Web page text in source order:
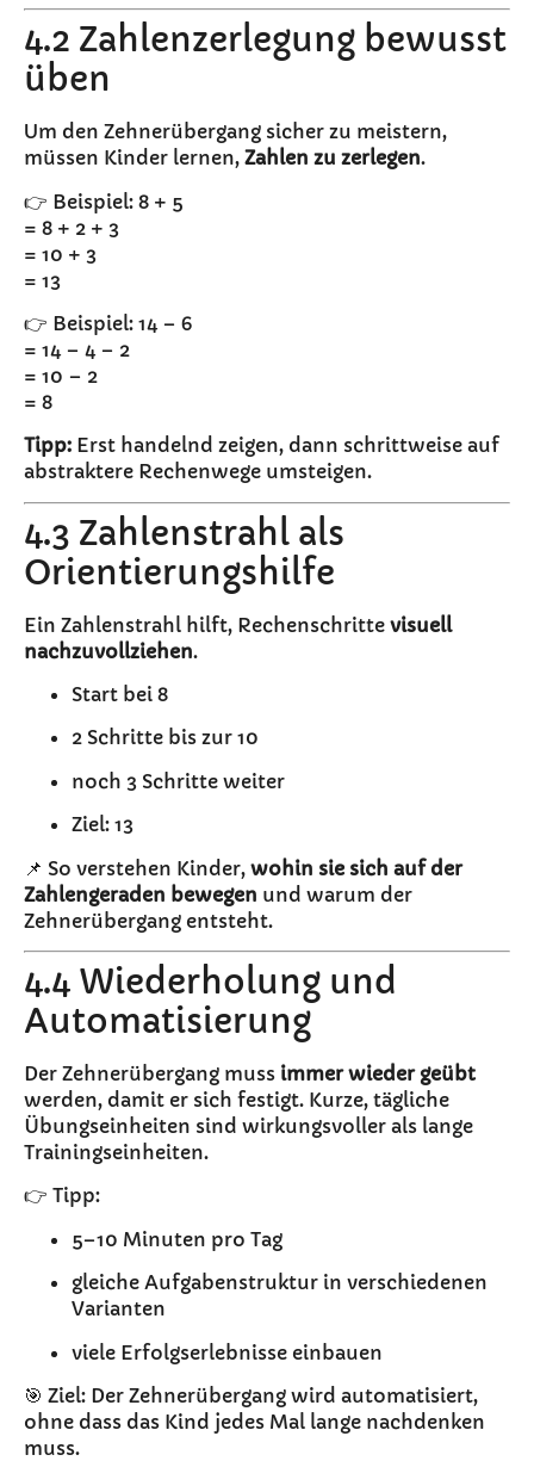
4.2 Zahlenzerlegung bewusst
üben
Um den Zehnerübergang sicher zu meistern,
müssen Kinder lernen, Zahlen zu zerlegen.
👉 Beispiel: 8 + 5
= 8 + 2 + 3
= 10 + 3
= 13
👉 Beispiel: 14 – 6
= 14 – 4 – 2
= 10 – 2
= 8
Tipp: Erst handelnd zeigen, dann schrittweise auf
abstraktere Rechenwege umsteigen.
4.3 Zahlenstrahl als
Orientierungshilfe
Ein Zahlenstrahl hilft, Rechenschritte visuell
nachzuvollziehen.
Start bei 8
2 Schritte bis zur 10
noch 3 Schritte weiter
Ziel: 13
📌 So verstehen Kinder, wohin sie sich auf der
Zahlengeraden bewegen und warum der
Zehnerübergang entsteht.
4.4 Wiederholung und
Automatisierung
Der Zehnerübergang muss immer wieder geübt
werden, damit er sich festigt. Kurze, tägliche
Übungseinheiten sind wirkungsvoller als lange
Trainingseinheiten.
👉 Tipp:
5–10 Minuten pro Tag
gleiche Aufgabenstruktur in verschiedenen
Varianten
viele Erfolgserlebnisse einbauen
🎯 Ziel: Der Zehnerübergang wird automatisiert,
ohne dass das Kind jedes Mal lange nachdenken
muss.